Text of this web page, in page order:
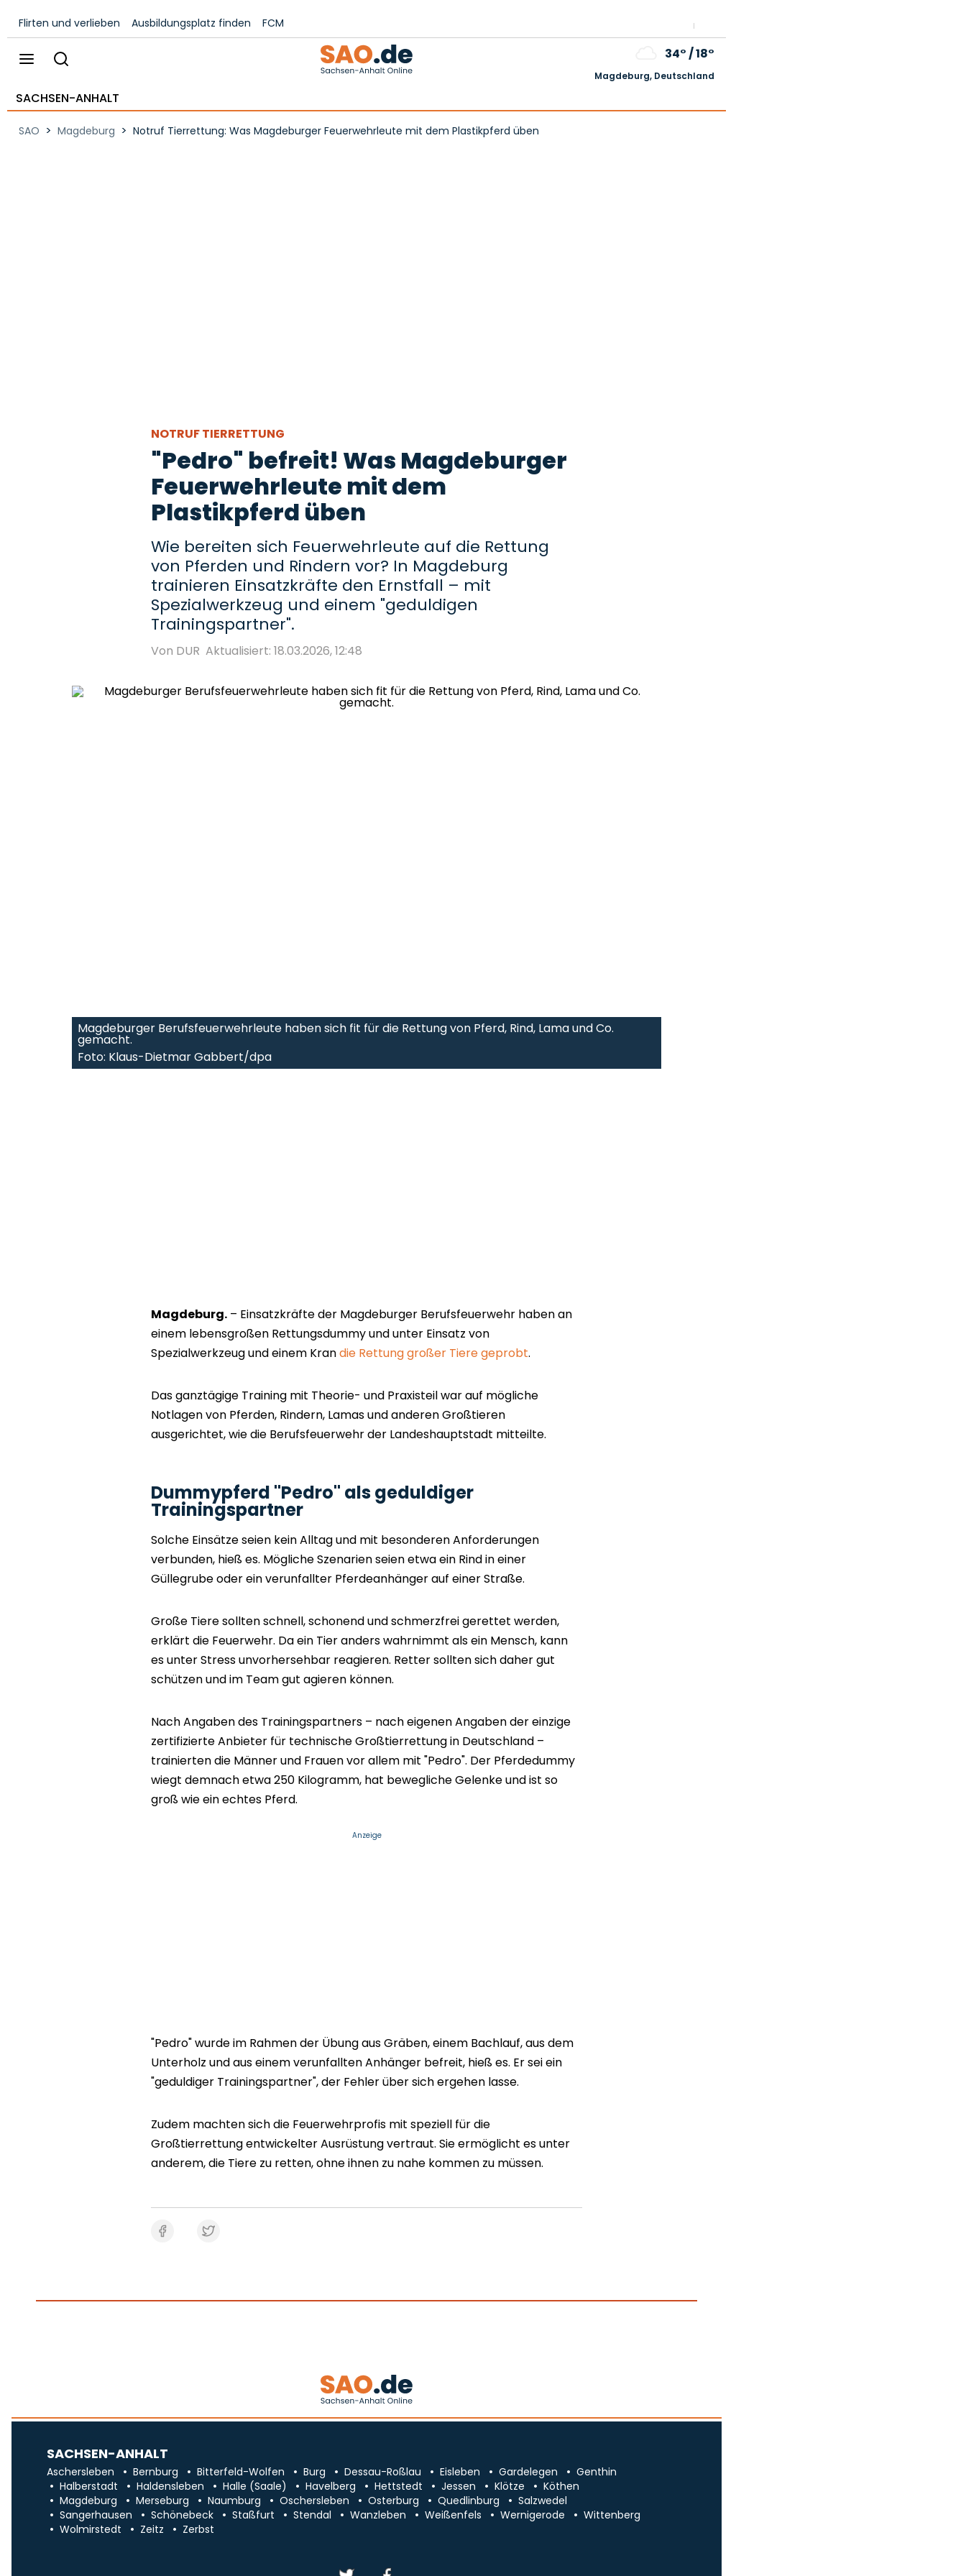
Flirten und verlieben Ausbildungsplatz finden FCM
34°/18°
Magdeburg, Deutschland
SACHSEN-ANHALT
SAO > Magdeburg > Notruf Tierrettung: Was Magdeburger Feuerwehrleute mit dem Plastikpferd üben
NOTRUF TIERRETTUNG
"Pedro" befreit! Was Magdeburger
Feuerwehrleute mit dem
Plastikpferd üben
Wie bereiten sich Feuerwehrleute auf die Rettung
von Pferden und Rindern vor? In Magdeburg
trainieren Einsatzkräfte den Ernstfall – mit
Spezialwerkzeug und einem "geduldigen
Trainingspartner".
Von DUR Aktualisiert: 18.03.2026, 12:48
Magdeburger Berufsfeuerwehrleute haben sich fit für die Rettung von Pferd, Rind, Lama und Co.
gemacht.
Foto: Klaus-Dietmar Gabbert/dpa
Magdeburg. – Einsatzkräfte der Magdeburger Berufsfeuerwehr haben an
einem lebensgroßen Rettungsdummy und unter Einsatz von
Spezialwerkzeug und einem Krandie Rettung großer Tiere geprobt.
Das ganztägige Training mit Theorie- und Praxisteil war auf mögliche
Notlagen von Pferden, Rindern, Lamas und anderen Großtieren
ausgerichtet, wie die Berufsfeuerwehr der Landeshauptstadt mitteilte.
Dummypferd "Pedro" als geduldiger
Trainingspartner
Solche Einsätze seien kein Alltag und mit besonderen Anforderungen
verbunden, hieß es. Mögliche Szenarien seien etwa ein Rind in einer
Güllegrube oder ein verunfallter Pferdeanhänger auf einer Straße.
Große Tiere sollten schnell, schonend und schmerzfrei gerettet werden,
erklärt die Feuerwehr. Da ein Tier anders wahrnimmt als ein Mensch, kann
es unter Stress unvorhersehbar reagieren. Retter sollten sich daher gut
schützen und im Team gut agieren können.
Nach Angaben des Trainingspartners – nach eigenen Angaben der einzige
zertifizierte Anbieter für technische Großtierrettung in Deutschland –
trainierten die Männer und Frauen vor allem mit "Pedro". Der Pferdedummy
wiegt demnach etwa 250 Kilogramm, hat bewegliche Gelenke und ist so
groß wie ein echtes Pferd.
Anzeige
"Pedro" wurde im Rahmen der Übung aus Gräben, einem Bachlauf, aus dem
Unterholz und aus einem verunfallten Anhänger befreit, hieß es. Er sei ein
"geduldiger Trainingspartner", der Fehler über sich ergehen lasse.
Zudem machten sich die Feuerwehrprofis mit speziell für die
Großtierrettung entwickelter Ausrüstung vertraut. Sie ermöglicht es unter
anderem, die Tiere zu retten, ohne ihnen zu nahe kommen zu müssen.
SACHSEN-ANHALT
Aschersleben Bernburg Bitterfeld-Wolfen Burg Dessau-Roßlau Eisleben Gardelegen
Genthin
Halberstadt
Haldensleben Halle (Saale) Havelberg Hettstedt Jessen Klötze
Köthen
Magdeburg
Merseburg Naumburg Oschersleben Osterburg Quedlinburg
Salzwedel
Sangerhausen
Schönebeck Staßfurt Stendal Wanzleben Weißenfels Wernigerode
Wittenberg
Wolmirstedt
Zeitz Zerbst